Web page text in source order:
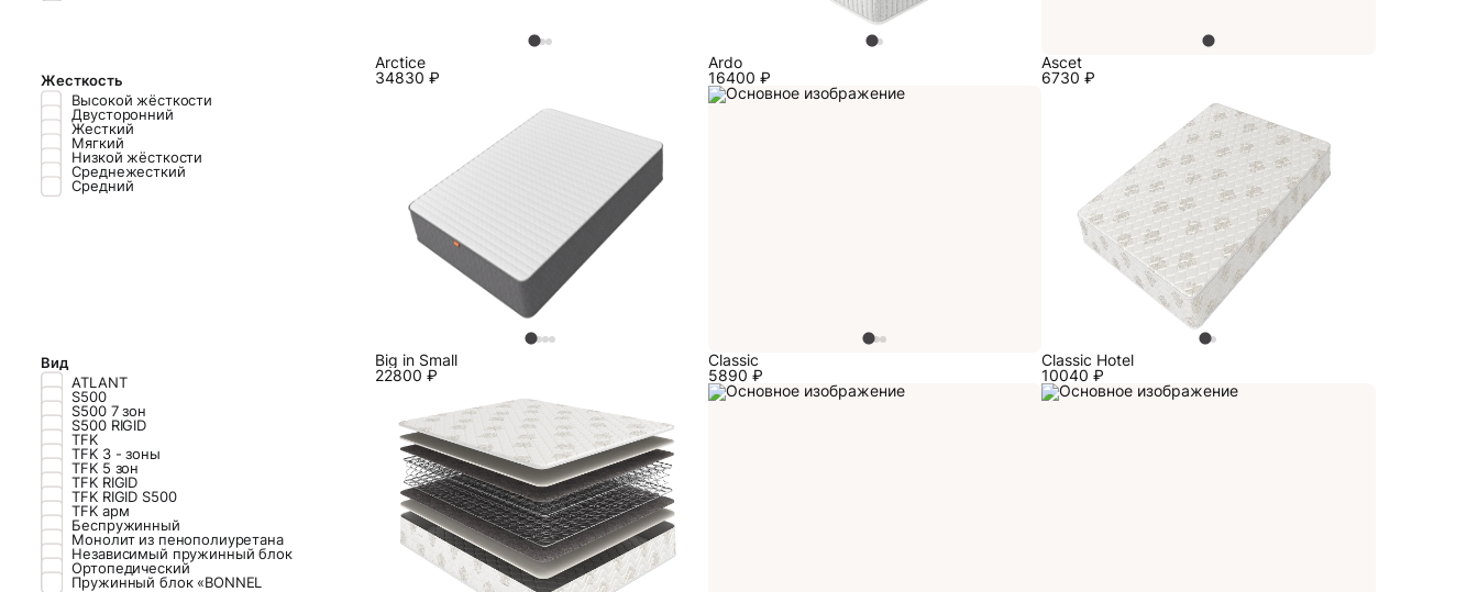
Жесткость
Высокой жёс­ткос­ти
Двусторонний
Жесткий
Мягкий
Низ­кой жёс­ткос­ти
Среднежесткий
Средний
Вид
ATLANT
S500
S500 7 зон
S500 RIGID
TFK
TFK 3 - зоны
TFK 5 зон
TFK RIGID
TFK RIGID S500
TFK арм
Беспружинный
Монолит из пенополиуретана
Независимый пружинный блок
Ортопедический
Пружинный блок «BONNEL
Arctice
34830 ₽
Ardo
16400 ₽
Ascet
6730₽
Big in Small
22800 ₽
Classic
5890 ₽
Classic Hotel
10040₽